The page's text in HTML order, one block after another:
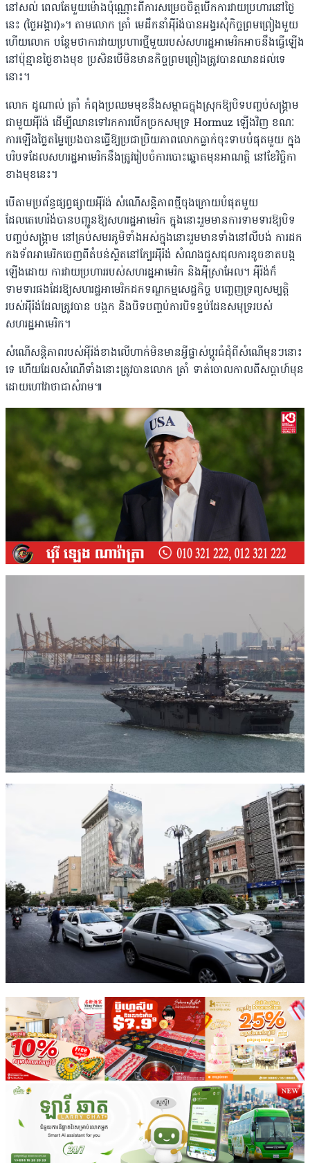
នៅសល់ ពេលតែមួយម៉ោងប៉ុណ្ណោះពីការសម្រេចចិត្តបើកការវាយប្រហារនៅថ្ងៃ
នេះ (ថ្ងៃអង្គារ)»។ តាមលោក ត្រាំ មេដឹកនាំអ៉ីរ៉ង់បានអង្វរសុំកិច្ចព្រមព្រៀងមួយ
ហើយលោក បន្ថែមថាការវាយប្រហារថ្មីមួយរបស់សហរដ្ឋអាមេរិកអាចនឹងធ្វើឡើង
នៅប៉ុន្មានថ្ងៃខាងមុខ ប្រសិនបើមិនមានកិច្ចព្រមព្រៀងត្រូវបានឈានដល់ទេ
នោះ។
លោក ដូណាល់ ត្រាំ កំពុងប្រឈមមុខនឹងសម្ពាធក្នុងស្រុកឱ្យបិទបញ្ចប់សង្រ្គាម
ជាមួយអ៉ីរ៉ង់ ដើម្បីឈានទៅរកការបើកច្រកសមុទ្រ Hormuz ឡើងវិញ ខណៈ
ការឡើងថ្លៃតម្លៃប្រេងបានធ្វើឱ្យប្រជាប្រិយភាពលោកធ្លាក់ចុះទាបបំផុតមួយ ក្នុង
បរិបទដែលសហរដ្ឋអាមេរិកនឹងត្រូវរៀបចំការបោះឆ្នោតមុនអាណត្តិ នៅខែវិច្ឆិកា
ខាងមុខនេះ។
បើតាមប្រព័ន្ធផ្សព្វផ្សាយអ៉ីរ៉ង់ សំណើសន្តិភាពថ្មីចុងក្រោយបំផុតមួយ
ដែលតេហេរ៉ង់បានបញ្ជូនឱ្យសហរដ្ឋអាមេរិក ក្នុងនោះរួមមានការទាមទារឱ្យបិទ
បញ្ចប់សង្រ្គាម នៅគ្រប់សមរភូមិទាំងអស់ក្នុងនោះរួមមានទាំងនៅលីបង់ ការដក
កងទ័ពអាមេរិកចេញពីតំបន់ស្ថិតនៅក្បែរអ៉ីរ៉ង់ សំណងជួសជុលការខូចខាតបង្ក
ឡើងដោយ ការវាយប្រហាររបស់សហរដ្ឋអាមេរិក និងអ៉ីស្រាអែល។ អ៉ីរ៉ង់ក៏
ទាមទារផងដែរឱ្យសហរដ្ឋអាមេរិកដកទណ្ឌកម្មសេដ្ឋកិច្ច បញ្ចេញទ្រព្យសម្បត្តិ
របស់អ៉ីរ៉ង់ដែលត្រូវបាន បង្កក និងបិទបញ្ចប់ការបិទខ្ទប់ដែនសមុទ្ររបស់
សហរដ្ឋអាមេរិក។
សំណើសន្តិភាពរបស់អ៉ីរ៉ង់ខាងលើហាក់មិនមានអ្វីផ្លាស់ប្ដូរធំដុំពីសំណើមុនៗនោះ
ទេ ហើយដែលសំណើទាំងនោះត្រូវបានលោក ត្រាំ ទាត់ចោលកាលពីសប្ដាហ៍មុន
ដោយហៅវាថាជាសំរាម៕